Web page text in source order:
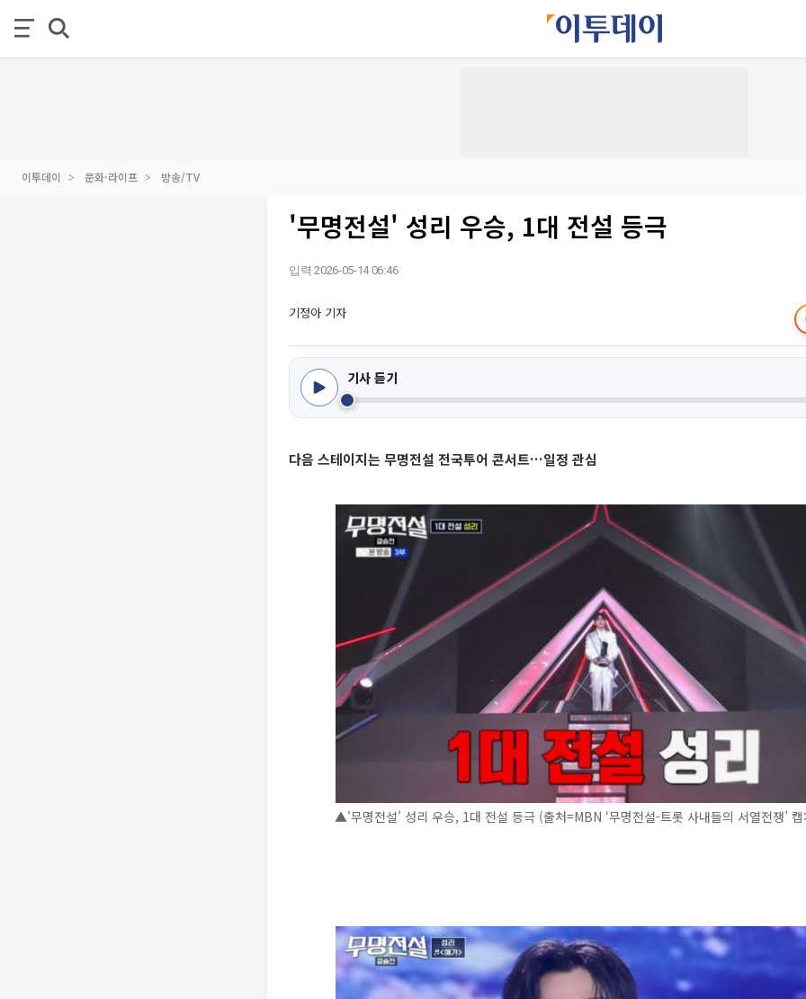
이투데이 문화·라이프 방송/TV
'무명전설' 성리 우승, 1대 전설 등극
입력 2026-05-14 06:46
기정아 기자
기사 듣기
다음 스테이지는 무명전설 전국투어 콘서트…일정 관심
▲'무명전설' 성리 우승, 1대 전설 등극 (출처=MBN ‘무명전설-트롯 사내들의 서열전쟁’